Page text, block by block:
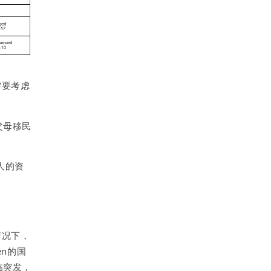
考虑
母移民
的资
下，
n的国
发，